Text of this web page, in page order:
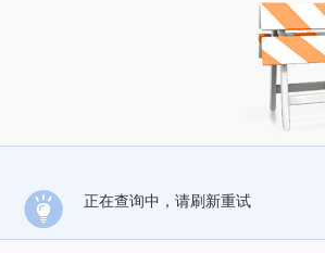
正在查询中，请刷新重试